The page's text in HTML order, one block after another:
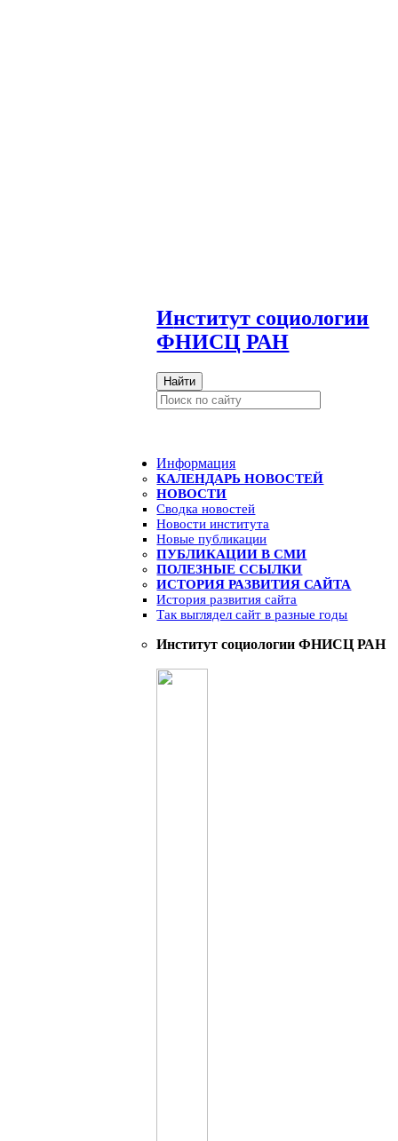
Институт социологии
ФНИСЦ РАН
Найти
Информация
КАЛЕНДАРЬ НОВОСТЕЙ
НОВОСТИ
Сводка новостей
Новости института
Новые публикации
ПУБЛИКАЦИИ В СМИ
ПОЛЕЗНЫЕ ССЫЛКИ
ИСТОРИЯ РАЗВИТИЯ САЙТА
История развития сайта
Так выглядел сайт в разные годы
Институт социологии ФНИСЦ РАН